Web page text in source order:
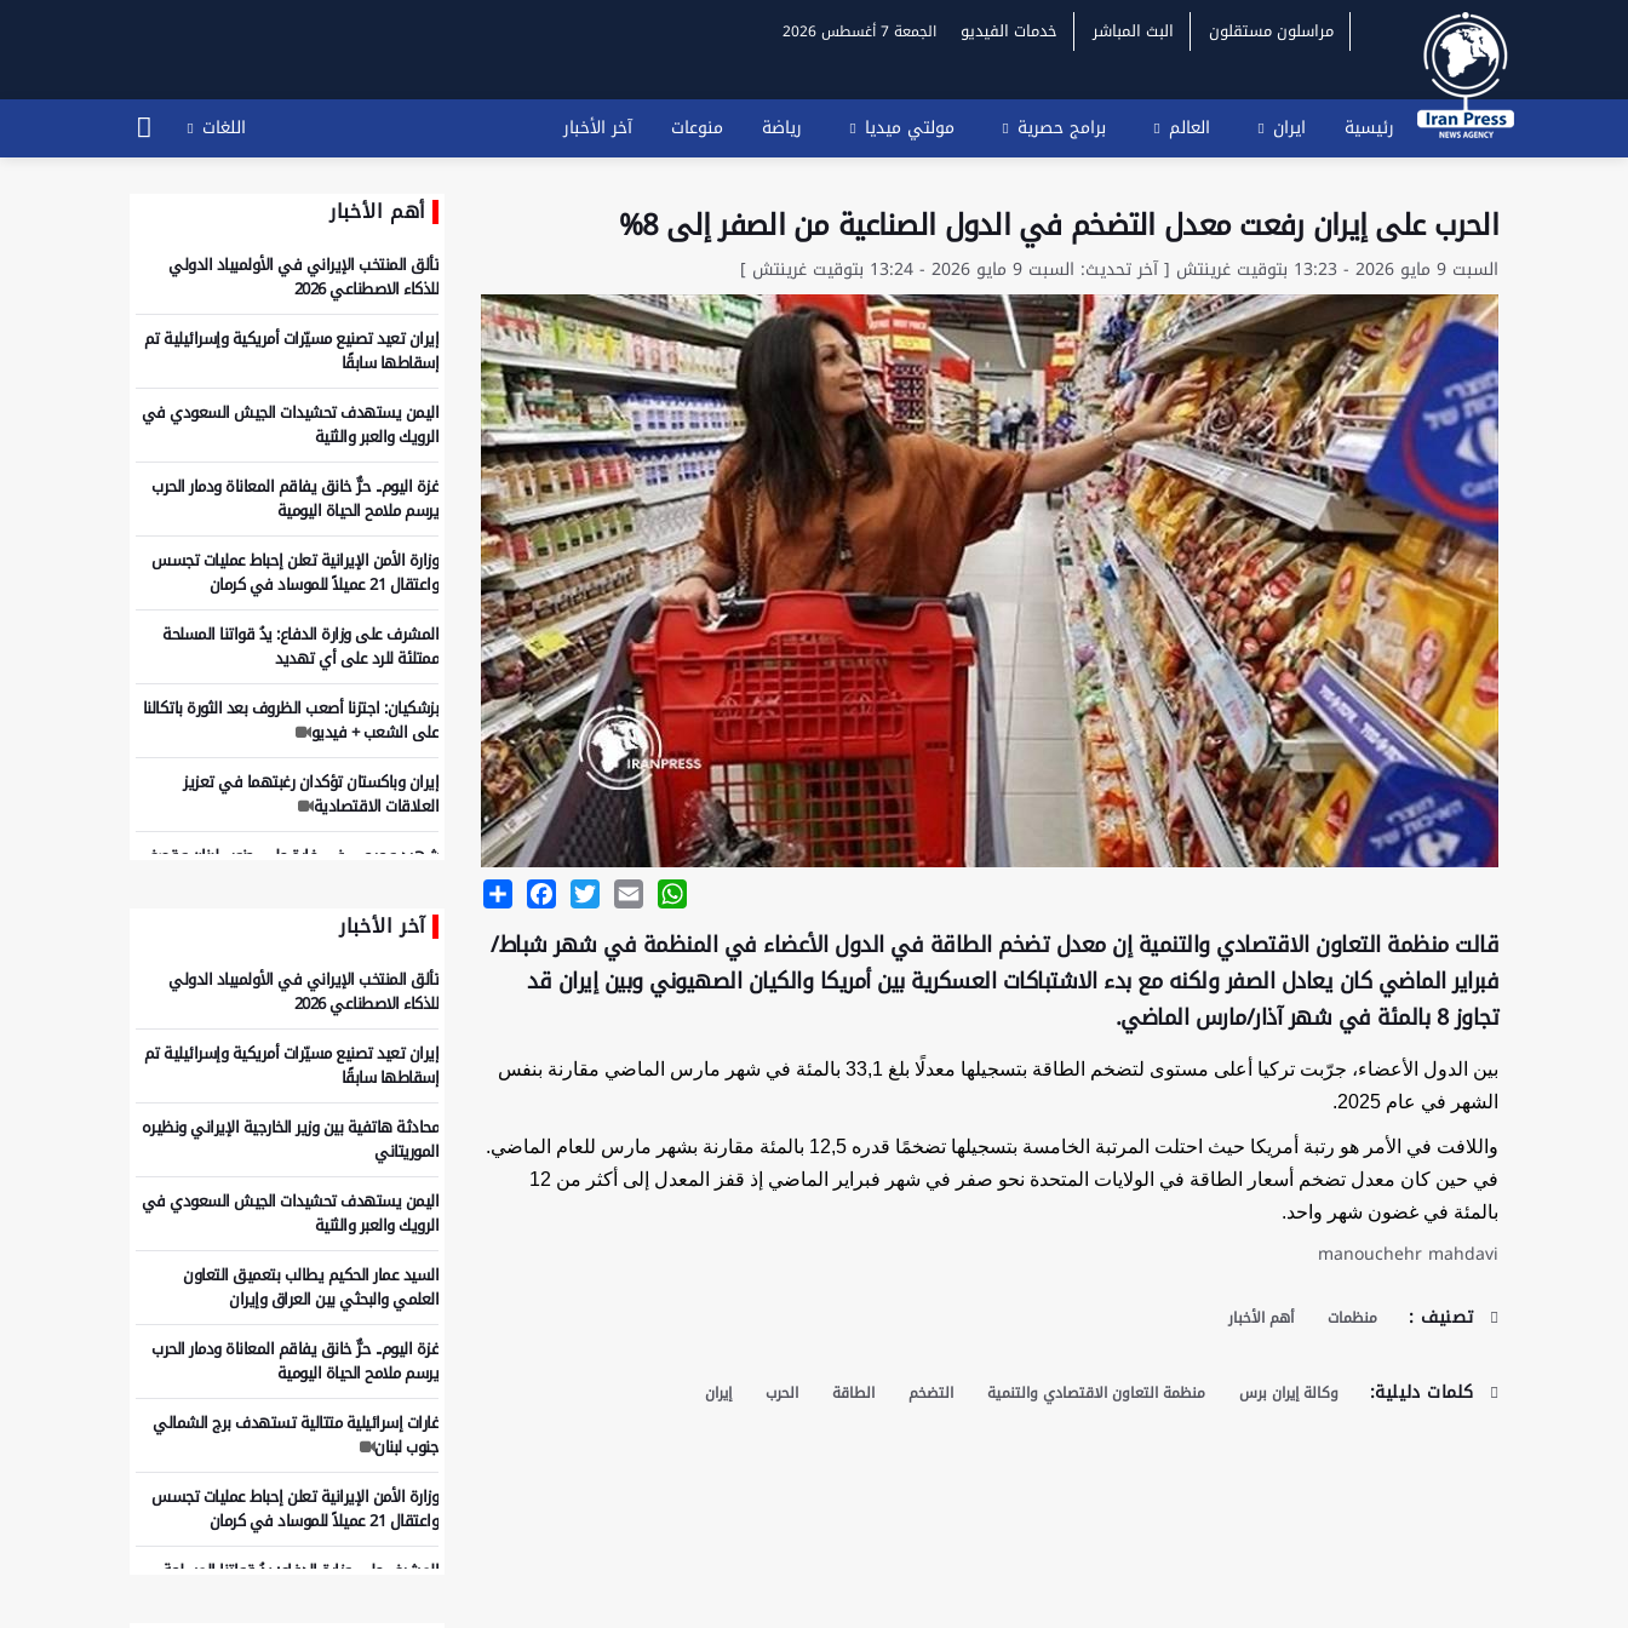
مراسلون مستقلون البث المباشر خدمات الفيديو الجمعة 7 أغسطس 2026
رئيسية ايران العالم برامج حصرية مولتي ميديا رياضة منوعات آخر الأخبار اللغات
الحرب على إيران رفعت معدل التضخم في الدول الصناعية من الصفر إلى 8%
السبت 9 مايو 2026 - 13:23 بتوقيت غرينتش [ آخر تحديث: السبت 9 مايو 2026 - 13:24 بتوقيت غرينتش ]
Share
FacebookTwitterEmail
WhatsApp
قالت منظمة التعاون الاقتصادي والتنمية إن معدل تضخم الطاقة في الدول الأعضاء في المنظمة في شهر شباط/
فبراير الماضي كان يعادل الصفر ولكنه مع بدء الاشتباكات العسكرية بين أمريكا والكيان الصهيوني وبين إيران قد
تجاوز 8 بالمئة في شهر آذار/مارس الماضي.
بين الدول الأعضاء، جرّبت تركيا أعلى مستوى لتضخم الطاقة بتسجيلها معدلًا بلغ 33,1 بالمئة في شهر مارس الماضي مقارنة بنفس
الشهر في عام 2025.
واللافت في الأمر هو رتبة أمريكا حيث احتلت المرتبة الخامسة بتسجيلها تضخمًا قدره 12,5 بالمئة مقارنة بشهر مارس للعام الماضي.
في حين كان معدل تضخم أسعار الطاقة في الولايات المتحدة نحو صفر في شهر فبراير الماضي إذ قفز المعدل إلى أكثر من 12
بالمئة في غضون شهر واحد.
manouchehr mahdavi
تصنيف :
منظمات أهم الأخبار
كلمات دليلية: وكالة إيران برس منظمة التعاون الاقتصادي والتنمية التضخم الطاقة الحرب إيران
أهم الأخبار
تألق المنتخب الإيراني في الأولمبياد الدولي
للذكاء الاصطناعي 2026
إيران تعيد تصنيع مسيّرات أمريكية وإسرائيلية تم
إسقاطها سابقًا
اليمن يستهدف تحشيدات الجيش السعودي في
الرويك والعبر والثنية
غزة اليوم.. حرٌّ خانق يفاقم المعاناة ودمار الحرب
يرسم ملامح الحياة اليومية
وزارة الأمن الإيرانية تعلن إحباط عمليات تجسس
واعتقال 21 عميلاً للموساد في كرمان
المشرف على وزارة الدفاع: يدُ قواتنا المسلحة
ممتلئة للرد على أي تهديد
بزشكيان: اجتزنا أصعب الظروف بعد الثورة باتكالنا
على الشعب + فيديو
إيران وباكستان تؤكدان رغبتهما في تعزيز
العلاقات الاقتصادية
شهيد وجرحى في غارة على جنوب لبنان وقصف
محادثة هاتفية بين وزيري الخارجية الإيراني
آخر الأخبار
تألق المنتخب الإيراني في الأولمبياد الدولي
للذكاء الاصطناعي 2026
إيران تعيد تصنيع مسيّرات أمريكية وإسرائيلية تم
إسقاطها سابقًا
محادثة هاتفية بين وزير الخارجية الإيراني ونظيره
الموريتاني
اليمن يستهدف تحشيدات الجيش السعودي في
الرويك والعبر والثنية
السيد عمار الحكيم يطالب بتعميق التعاون
العلمي والبحثي بين العراق وإيران
غزة اليوم.. حرٌّ خانق يفاقم المعاناة ودمار الحرب
يرسم ملامح الحياة اليومية
غارات إسرائيلية متتالية تستهدف برج الشمالي
جنوب لبنان
وزارة الأمن الإيرانية تعلن إحباط عمليات تجسس
واعتقال 21 عميلاً للموساد في كرمان
المشرف على وزارة الدفاع: يدُ قواتنا المسلحة